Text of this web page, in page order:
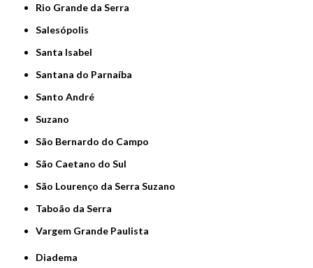
Rio Grande da Serra
Salesópolis
Santa Isabel
Santana do Parnaíba
Santo André
Suzano
São Bernardo do Campo
São Caetano do Sul
São Lourenço da Serra Suzano
Taboão da Serra
Vargem Grande Paulista
Diadema